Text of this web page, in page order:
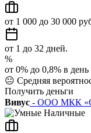
от 1 000 до 30 000
от 1 до 32 дней.
%
от 0% до 0,8% в
😐 Средняя
Получить деньги
Вивус - ООО МКК